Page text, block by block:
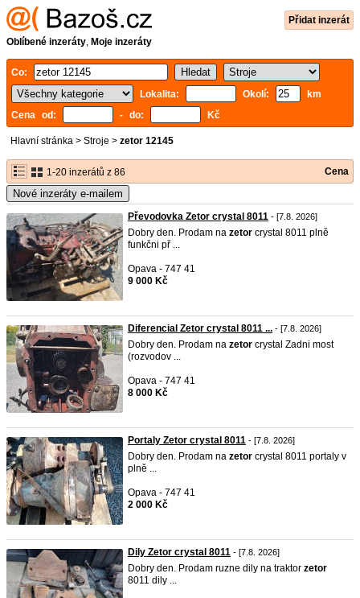
Přidat inzerát
Oblíbené inzeráty, Moje inzeráty
Co:
Lokalita:
Okolí:
km
Cena od:
- do: Kč
Hlavní stránka > Stroje > zetor 12145
1-20 inzerátů z 86 Cena
Nové inzeráty e-mailem
Převodovka Zetor crystal 8011 - [7.8. 2026]
Dobry den. Prodam na zetor crystal 8011 plně
funkčni př ...
Opava - 747 41
9 000 Kč
Diferencial Zetor crystal 8011 ... - [7.8. 2026]
Dobry den. Prodam na zetor crystal Zadni most
(rozvodov ...
Opava - 747 41
8 000 Kč
Portaly Zetor crystal 8011 - [7.8. 2026]
Dobry den. Prodam na zetor crystal 8011 portaly v
plně ...
Opava - 747 41
2 000 Kč
Dily Zetor crystal 8011 - [7.8. 2026]
Dobry den. Prodam ruzne dily na traktor zetor
8011 dily ...